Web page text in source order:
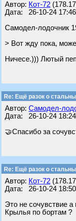
Автор: Кот-72
Дата: 26-10-24 17:46
Самодел-лодочник
> Вот жду пока,
Ничесе.))) Лютый
Re: Ещё разок о
Автор: Самодел-
Дата: 26-10-24 18:24
🤝Спасибо за
Re: Ещё разок о
Автор: Кот-72
Дата: 26-10-24 18:50
Это не сочувствие а
Крылья по бортам ?